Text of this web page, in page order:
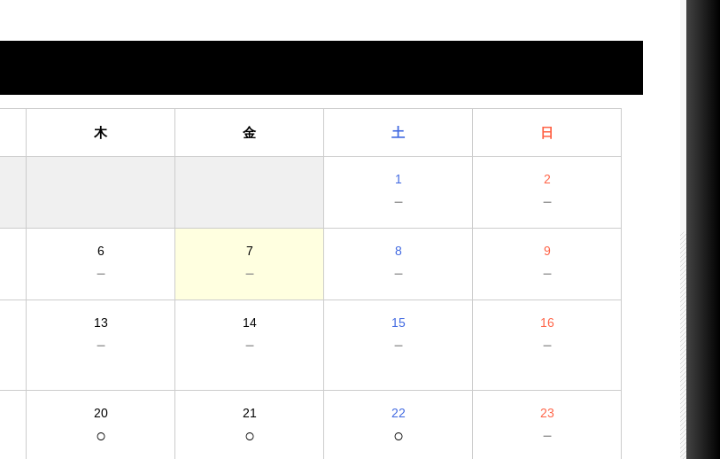
木 金 土 日
1
－
2
－
6
－
7
－
8
－
9
－
13
－
14
－
15
－
16
－
20
○
21
○
22
○
23
－